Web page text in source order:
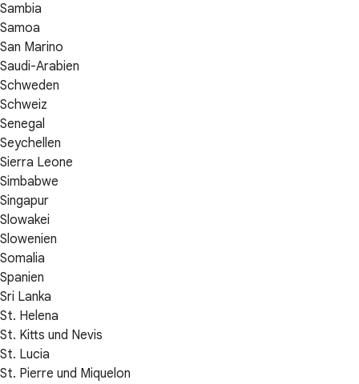
Sambia
Samoa
San Marino
Saudi-Arabien
Schweden
Schweiz
Senegal
Seychellen
Sierra Leone
Simbabwe
Singapur
Slowakei
Slowenien
Somalia
Spanien
Sri Lanka
St. Helena
St. Kitts und Nevis
St. Lucia
St. Pierre und Miquelon